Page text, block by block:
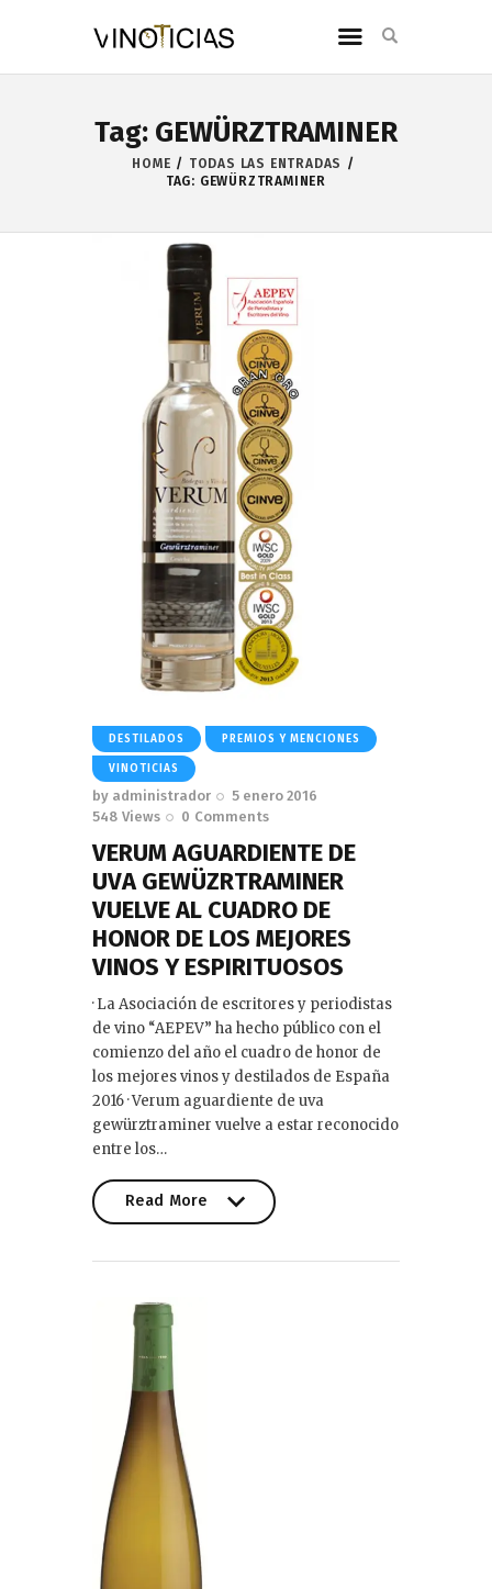
Tag: GEWÜRZTRAMINER
HOME
TODAS LAS ENTRADAS
TAG: GEWÜRZTRAMINER
DESTILADOS PREMIOS Y MENCIONES
VINOTICIAS
by administrador
5 enero 2016
548 Views 0 Comments
VERUM AGUARDIENTE DE
UVA GEWÜZRTRAMINER
VUELVE AL CUADRO DE
HONOR DE LOS MEJORES
VINOS Y ESPIRITUOSOS
· La Asociación de escritores y periodistas
de vino “AEPEV” ha hecho público con el
comienzo del año el cuadro de honor de
los mejores vinos y destilados de España
2016 · Verum aguardiente de uva
gewürztraminer vuelve a estar reconocido
entre los…
Read More